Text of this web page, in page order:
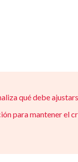
qué debe
para mantener el